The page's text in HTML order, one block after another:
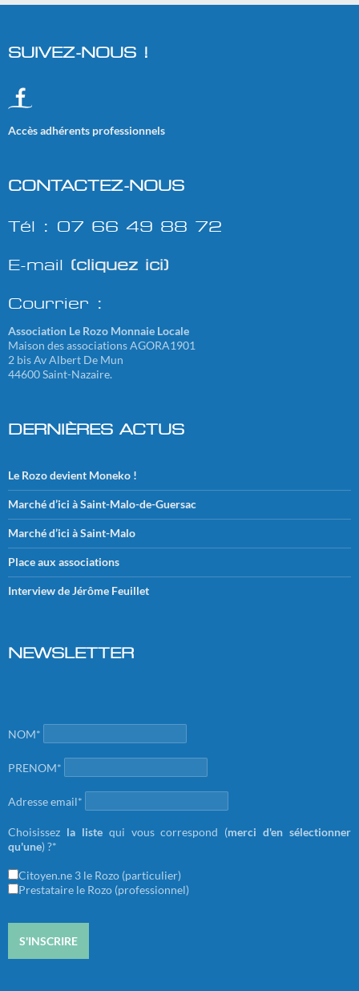
SUIVEZ-NOUS !
Accès adhérents professionnels
CONTACTEZ-NOUS
Tél : 07 66 49 88 72
E-mail (cliquez ici)
Courrier :
Association Le Rozo Monnaie Locale
Maison des associations AGORA1901
2 bis Av Albert De Mun
44600 Saint-Nazaire.
DERNIÈRES ACTUS
Le Rozo devient Moneko !
Marché d’ici à Saint-Malo-de-Guersac
Marché d’ici à Saint-Malo
Place aux associations
Interview de Jérôme Feuillet
NEWSLETTER
NOM*
PRENOM*
Adresse email*
Choisissez la listequi vous correspond (merci d'en sélectionner
qu'une) ?*
Citoyen.ne 3 le Rozo (particulier)
Prestataire le Rozo (professionnel)